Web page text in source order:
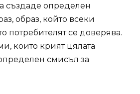
създаде определен
образ, който всеки
потребителят се доверява.
които крият цялата
смисъл за